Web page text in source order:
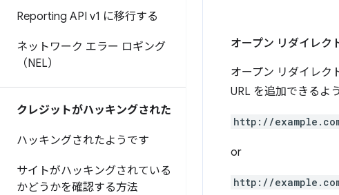
Reporting API v1 に移行する
ネットワーク エラー ロギング
（NEL）
クレジットがハッキングされた
ハッキングされたようです
サイトがハッキングされている
かどうかを確認する方法
オープン リダイレク
オープン リダイレク
URL を追加できるよ
http://
or
http://